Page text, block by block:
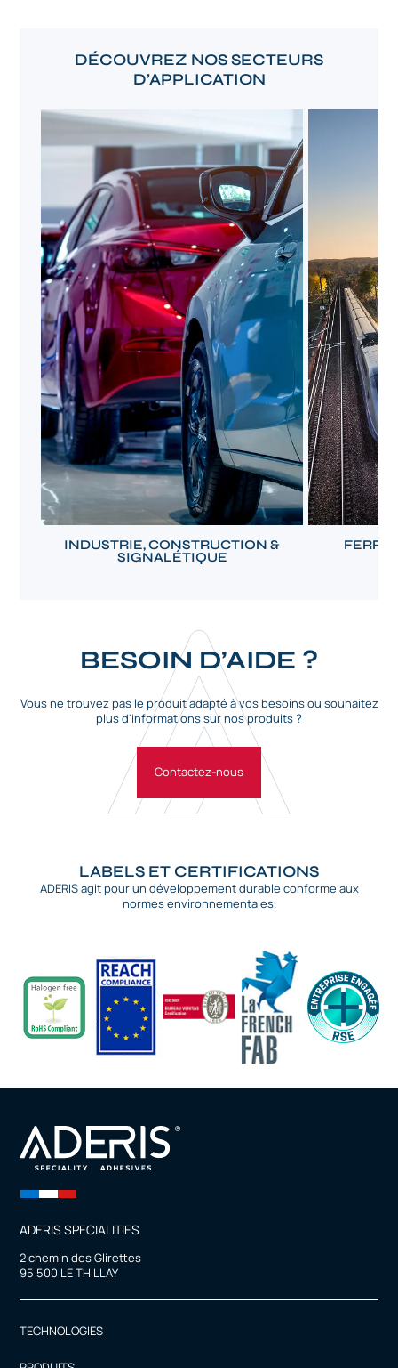
DÉCOUVREZ NOS SECTEURS
D’APPLICATION
INDUSTRIE, CONSTRUCTION &
SIGNALÉTIQUE
BESOIN D’AIDE ?
Vous ne trouvez pas le produit adapté à vos besoins ou souhaitez
plus d'informations sur nos produits ?
Contactez-nous
LABELS ET CERTIFICATIONS
ADERIS agit pour un développement durable conforme aux
normes environnementales.
ADERIS SPECIALITIES
2 chemin des Glirettes
95 500 LE THILLAY
TECHNOLOGIES